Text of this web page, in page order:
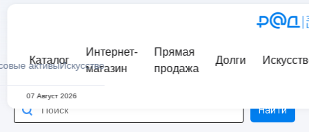
активыИскусство
Каталог
Интернет-
магазин
Прямая
продажа
Долги
07 Август 2026
Найти